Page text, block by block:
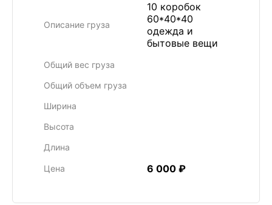
Описание груза
10 коробок
60*40*40
одежда и
бытовые вещи
Общий вес груза
Общий объем груза
Ширина
Высота
Длина
Цена 6 000 ₽